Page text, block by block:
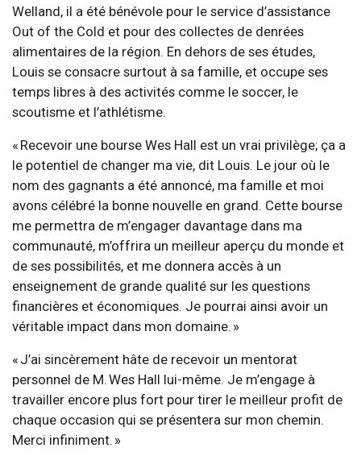
Welland, il a été bénévole pour le service d’assistance
Out of the Cold et pour des collectes de denrées
alimentaires de la région. En dehors de ses études,
Louis se consacre surtout à sa famille, et occupe ses
temps libres à des activités comme le soccer, le
scoutisme et l’athlétisme.
« Recevoir une bourse Wes Hall est un vrai privilège; ça a
le potentiel de changer ma vie, dit Louis. Le jour où le
nom des gagnants a été annoncé, ma famille et moi
avons célébré la bonne nouvelle en grand. Cette bourse
me permettra de m’engager davantage dans ma
communauté, m’offrira un meilleur aperçu du monde et
de ses possibilités, et me donnera accès à un
enseignement de grande qualité sur les questions
financières et économiques. Je pourrai ainsi avoir un
véritable impact dans mon domaine. »
« J’ai sincèrement hâte de recevoir un mentorat
personnel de M. Wes Hall lui-même. Je m’engage à
travailler encore plus fort pour tirer le meilleur profit de
chaque occasion qui se présentera sur mon chemin.
Merci infiniment. »